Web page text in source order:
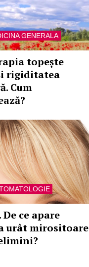
GENERALA
topește
rigiditatea
Cum
ce apare
urât mirositoare